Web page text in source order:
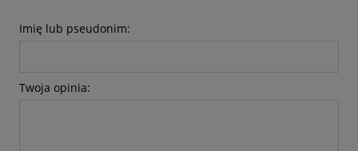
Imię lub pseudonim:
Twoja opinia: